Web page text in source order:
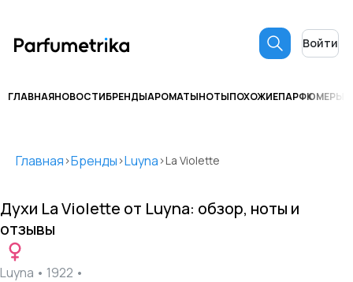
Войти
ГЛАВНАЯНОВОСТИБРЕНДЫАРОМАТЫНОТЫПОХОЖИЕПАРФЮМЕРЫ
Главная >Бренды >Luyna >La Violette
Духи La Violette от Luyna: обзор, ноты и
отзывы
Luyna • 1922 •